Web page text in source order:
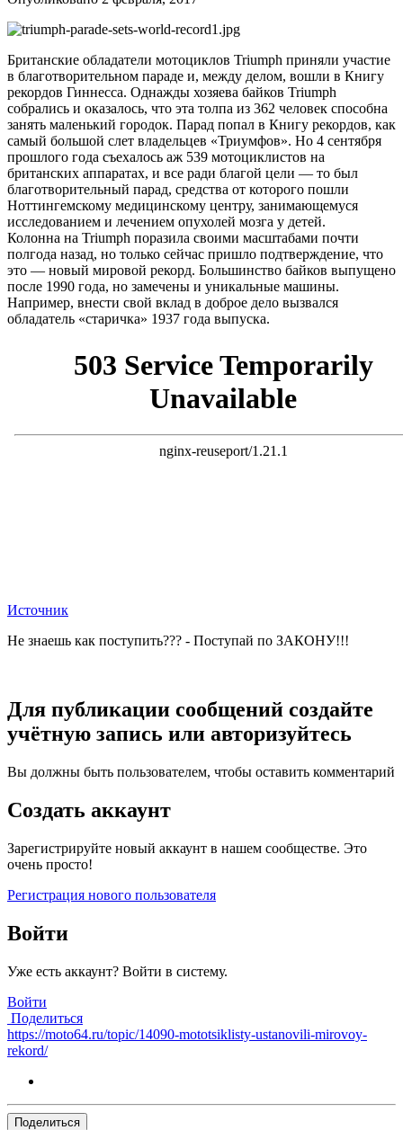
Британские обладатели мотоциклов Triumph приняли участие
в благотворительном параде и, между делом, вошли в Книгу
рекордов Гиннесса. Однажды хозяева байков Triumph
собрались и оказалось, что эта толпа из 362 человек способна
занять маленький городок. Парад попал в Книгу рекордов, как
самый большой слет владельцев «Триумфов». Но 4 сентября
прошлого года съехалось аж 539 мотоциклистов на
британских аппаратах, и все ради благой цели — то был
благотворительный парад, средства от которого пошли
Ноттингемскому медицинскому центру, занимающемуся
исследованием и лечением опухолей мозга у детей.
Колонна на Triumph поразила своими масштабами почти
полгода назад, но только сейчас пришло подтверждение, что
это — новый мировой рекорд. Большинство байков выпущено
после 1990 года, но замечены и уникальные машины.
Например, внести свой вклад в доброе дело вызвался
обладатель «старичка» 1937 года выпуска.
Источник
Не знаешь как поступить??? - Поступай по ЗАКОНУ!!!
Для публикации сообщений создайте
учётную запись или авторизуйтесь
Вы должны быть пользователем, чтобы оставить комментарий
Создать аккаунт
Зарегистрируйте новый аккаунт в нашем сообществе. Это
очень просто!
Регистрация нового пользователя
Войти
Уже есть аккаунт? Войти в систему.
Войти
Поделиться
https://moto64.ru/topic/14090-mototsiklisty-ustanovili-mirovoy-
rekord/
Поделиться